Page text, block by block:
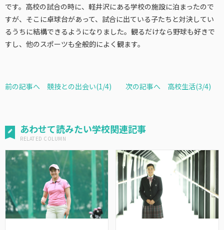
です。高校の試合の時に、軽井沢にある学校の施設に泊まったので
すが、そこに卓球台があって、試合に出ている子たちと対決してい
るうちに結構できるようになりました。観るだけなら野球も好きで
すし、他のスポーツも全般的によく観ます。
前の記事へ 競技との出会い(1/4) 次の記事へ 高校生活(3/4)
あわせて読みたい学校関連記事